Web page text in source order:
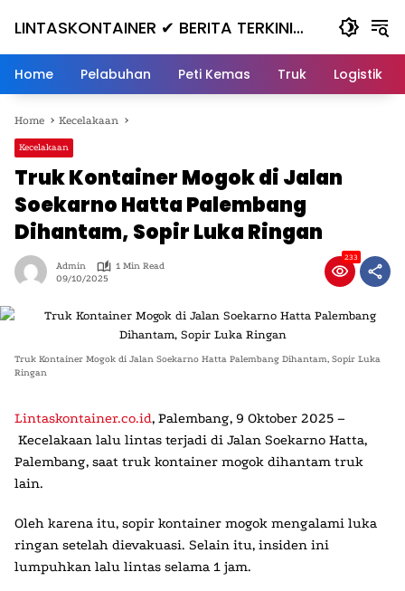
LINTASKONTAINER ✔ BERITA TERKINI
KONTAINER TERBARU HARI INI
Home Pelabuhan Peti Kemas Truk Logistik
Home Kecelakaan
Kecelakaan
Truk Kontainer Mogok di Jalan
Soekarno Hatta Palembang
Dihantam, Sopir Luka Ringan
Admin
1 Min Read
09/10/2025
233
Truk Kontainer Mogok di Jalan Soekarno Hatta Palembang Dihantam, Sopir Luka
Ringan
Lintaskontainer.co.id, Palembang, 9 Oktober 2025 –
Kecelakaan lalu lintas terjadi di Jalan Soekarno Hatta,
Palembang, saat truk kontainer mogok dihantam truk
lain.
Oleh karena itu, sopir kontainer mogok mengalami luka
ringan setelah dievakuasi. Selain itu, insiden ini
lumpuhkan lalu lintas selama 1 jam.